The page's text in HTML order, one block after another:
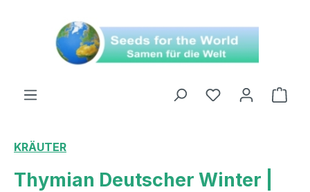
KRÄUTER
Thymian Deutscher Winter |